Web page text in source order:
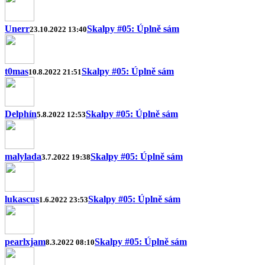
Unerr23.10.2022 13:40Skalpy #05: Úplně sám
t0mas10.8.2022 21:51Skalpy #05: Úplně sám
Delphín5.8.2022 12:53Skalpy #05: Úplně sám
malylada3.7.2022 19:38Skalpy #05: Úplně sám
lukascus1.6.2022 23:53Skalpy #05: Úplně sám
pearlxjam8.3.2022 08:10Skalpy #05: Úplně sám